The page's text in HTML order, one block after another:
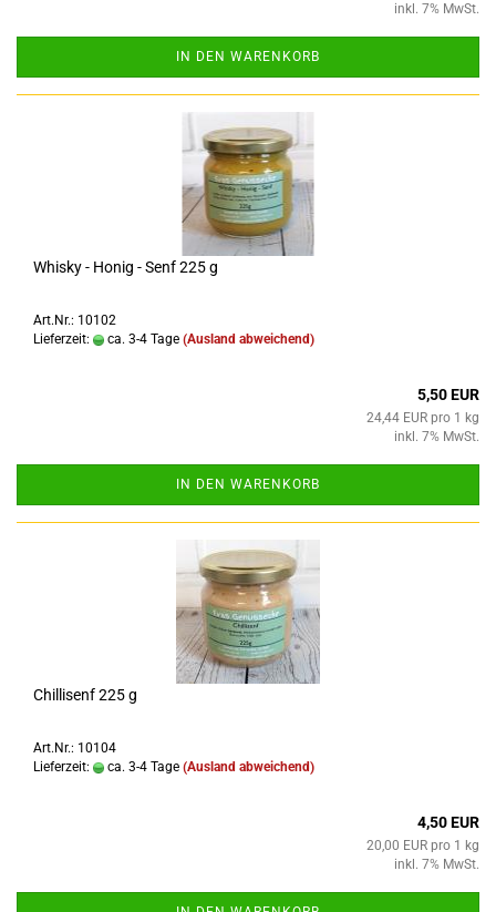
inkl. 7% MwSt.
IN DEN WARENKORB
Whisky - Honig - Senf 225 g
Art.Nr.: 10102
Lieferzeit:
ca. 3-4 Tage (Ausland abweichend)
5,50 EUR
24,44 EUR pro 1 kg
inkl. 7% MwSt.
IN DEN WARENKORB
Chillisenf 225 g
Art.Nr.: 10104
Lieferzeit:
ca. 3-4 Tage (Ausland abweichend)
4,50 EUR
20,00 EUR pro 1 kg
inkl. 7% MwSt.